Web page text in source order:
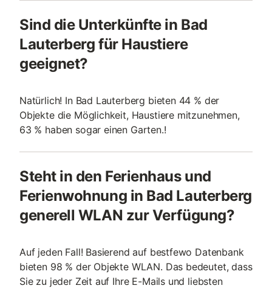
Sind die Unterkünfte in Bad
Lauterberg für Haustiere
geeignet?
Natürlich! In Bad Lauterberg bieten 44 % der
Objekte die Möglichkeit, Haustiere mitzunehmen,
63 % haben sogar einen Garten.!
Steht in den Ferienhaus und
Ferienwohnung in Bad Lauterberg
generell WLAN zur Verfügung?
Auf jeden Fall! Basierend auf bestfewo Datenbank
bieten 98 % der Objekte WLAN. Das bedeutet, dass
Sie zu jeder Zeit auf Ihre E-Mails und liebsten